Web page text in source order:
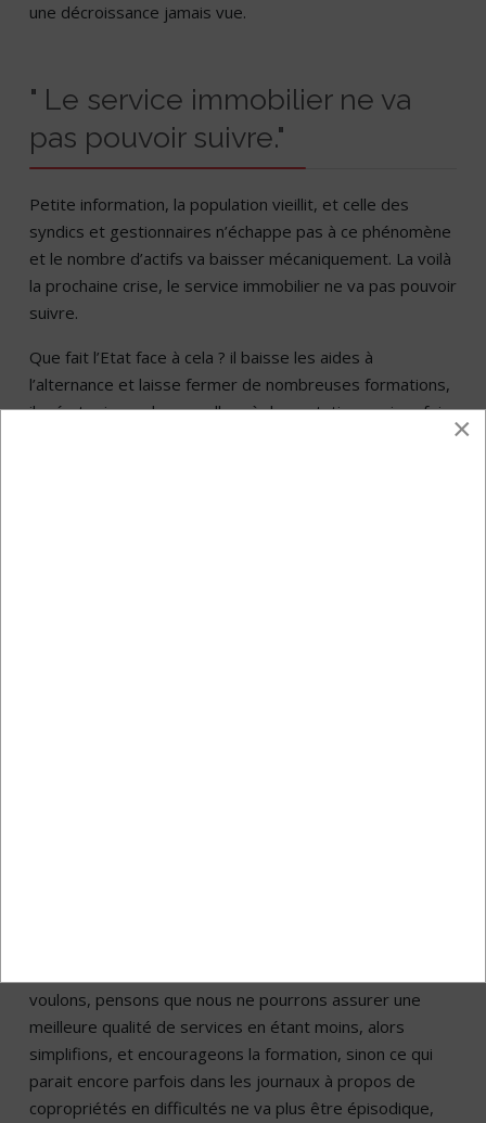
une décroissance jamais vue.
" Le service immobilier ne va
pas pouvoir suivre."
Petite information, la population vieillit, et celle des
syndics et gestionnaires n’échappe pas à ce phénomène
et le nombre d’actifs va baisser mécaniquement. La voilà
la prochaine crise, le service immobilier ne va pas pouvoir
suivre.
Que fait l’Etat face à cela ? il baisse les aides à
l’alternance et laisse fermer de nombreuses formations,
il crée toujours de nouvelles règlementations qui parfois
voulons, pensons que nous ne pourrons assurer une
meilleure qualité de services en étant moins, alors
simplifions, et encourageons la formation, sinon ce qui
parait encore parfois dans les journaux à propos de
copropriétés en difficultés ne va plus être épisodique,
×